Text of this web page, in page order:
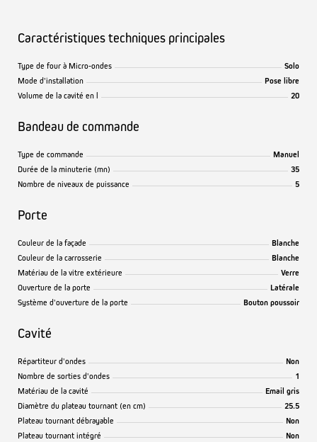
Caractéristiques techniques principales
Type de four à Micro-ondes
Solo
Mode d'installation
Pose libre
Volume de la cavité en l
20
Bandeau de commande
Type de commande
Manuel
Durée de la minuterie (mn)
35
Nombre de niveaux de puissance
5
Porte
Couleur de la façade
Blanche
Couleur de la carrosserie
Blanche
Matériau de la vitre extérieure
Verre
Ouverture de la porte
Latérale
Système d'ouverture de la porte
Bouton poussoir
Cavité
Répartiteur d'ondes
Non
Nombre de sorties d'ondes
1
Matériau de la cavité
Email gris
Diamètre du plateau tournant (en cm)
25.5
Plateau tournant débrayable
Non
Plateau tournant intégré
Non